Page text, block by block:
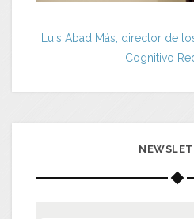
Luis Abad Más, director de
Cognitivo